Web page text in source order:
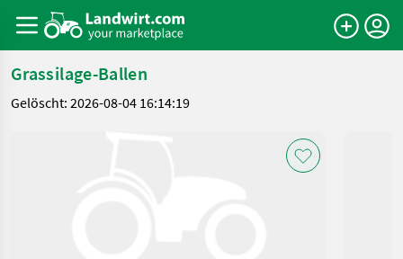
Grassilage-Ballen
Gelöscht: 2026-08-04 16:14:19